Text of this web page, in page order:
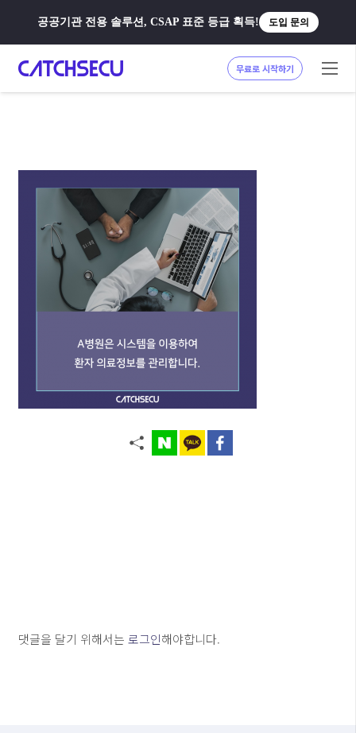
공공기관 전용 솔루션, CSAP 표준 등급 획득! 도입 문의
무료로 시작하기
댓글을 달기 위해서는 로그인해야합니다.